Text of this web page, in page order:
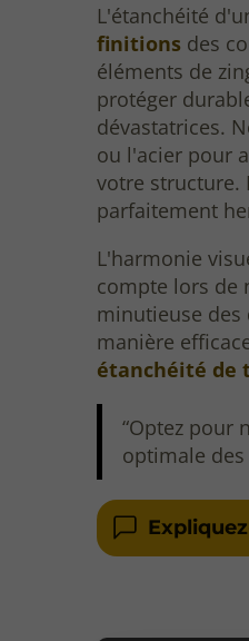
L'étanchéité
finitions des
éléments de
protéger
dévastatrices.
ou l'acier pour
votre structure.
parfaitement
L'harmonie
compte lors de
minutieuse des
manière
étanchéité de
Optez pour
optimale